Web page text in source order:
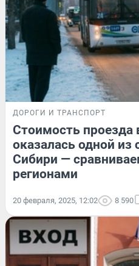
ДОРОГИ И ТРАНСПОРТ
Стоимость проезда
оказалась одной из
Сибири —
регионами
20 февраля, 2025, 12:02 8 590